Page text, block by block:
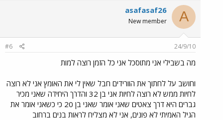
A
asafasaf26
New member
24/9/10
#6
מה בשבילי אני מתוסכל אני כל הזמן רוצה למות
וחושב על לחתוך את הוורידים חבל שאין לי את האומץ אני לא רוצה
לחיות ממש לא רוצה לחיות אני בן 32 והדרך היחידה שאני מכיר
גברים היא דרך צאטים שאני אומר שאני בן 20 כי כשאני אומר את
הגיל האמיתי לא פונים, אני לא מצליח לראות בנים ברחוב